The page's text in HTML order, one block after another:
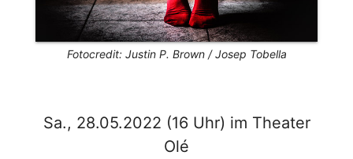
Fotocredit: Justin P. Brown / Josep Tobella
Sa., 28.05.2022 (16 Uhr) im Theater
Olé